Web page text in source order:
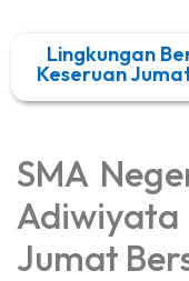
Lingkungan
Keseruan
SMA
Jumat